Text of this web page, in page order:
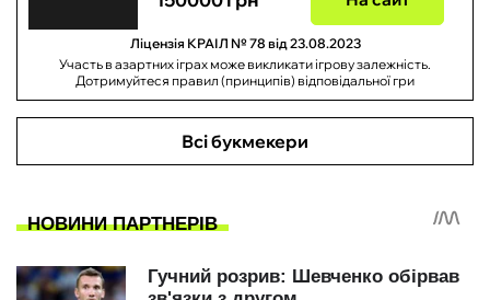
Ліцензія КРАІЛ № 78 від 23.08.2023
Участь в азартних іграх може викликати ігрову залежність.
Дотримуйтеся правил (принципів) відповідальної гри
Всі букмекери